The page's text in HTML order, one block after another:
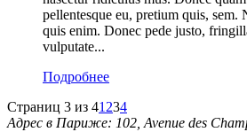
pellentesque eu, pretium quis, sem.
quis enim. Donec pede justo,
vulputate...
Подробнее
Страниц 3 из 41 234
Адрес в Париже: 102, Avenue des